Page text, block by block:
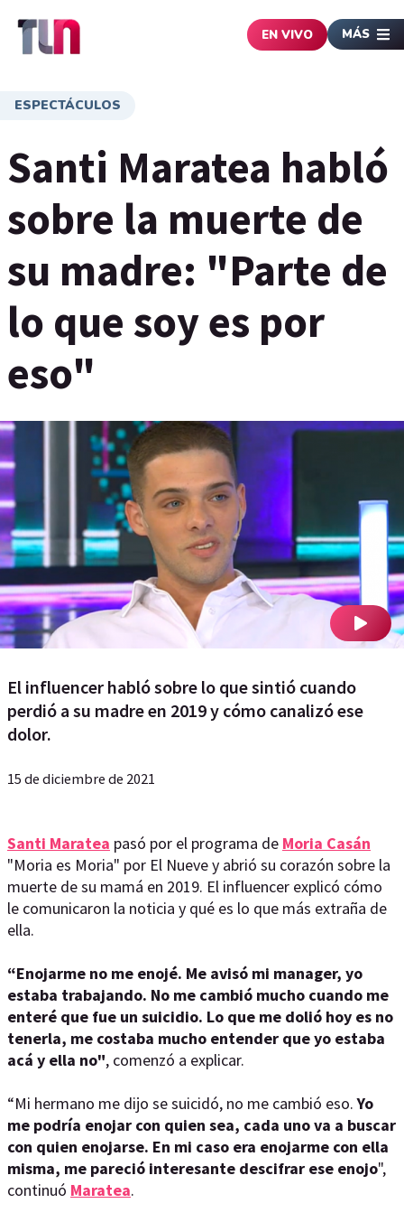
EN VIVO MÁS
ESPECTÁCULOS
Santi Maratea habló
sobre la muerte de
su madre: "Parte de
lo que soy es por
eso"
El influencer habló sobre lo que sintió cuando
perdió a su madre en 2019 y cómo canalizó ese
dolor.
15 de diciembre de 2021
Santi Maratea pasó por el programa de Moria Casán
"Moria es Moria" por El Nueve y abrió su corazón sobre la
muerte de su mamá en 2019. El influencer explicó cómo
le comunicaron la noticia y qué es lo que más extraña de
ella.
“Enojarme no me enojé. Me avisó mi manager, yo
estaba trabajando. No me cambió mucho cuando me
enteré que fue un suicidio. Lo que me dolió hoy es no
tenerla, me costaba mucho entender que yo estaba
acá y ella no", comenzó a explicar.
“Mi hermano me dijo se suicidó, no me cambió eso.Yo
me podría enojar con quien sea, cada uno va a buscar
con quien enojarse. En mi caso era enojarme con ella
misma, me pareció interesante descifrar ese enojo",
continuó Maratea.